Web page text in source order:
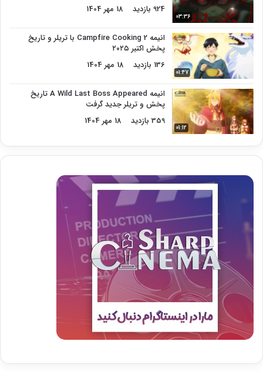
03:36
924 بازدید
18 مهر 1404
01:47
انیمه Campfire Cooking 2 با تریلر و تاریخ
پخش اکتبر ۲۰۲۵
136 بازدید
18 مهر 1404
01:12
انیمه A Wild Last Boss Appeared تاریخ
پخش و تریلر جدید گرفت
359 بازدید
18 مهر 1404